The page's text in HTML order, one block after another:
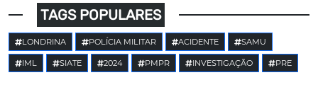
TAGS POPULARES
LONDRINA POLÍCIA MILITAR ACIDENTE SAMU
IML SIATE 2024 PMPR INVESTIGAÇÃO PRE